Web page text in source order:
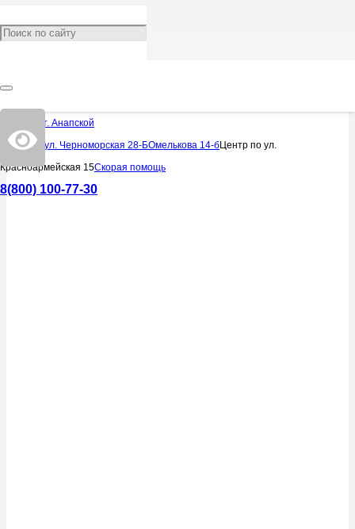
Центр в ст. Анапской
Центр по ул. Черноморская 28-БОмелькова 14-бЦентр по ул.
Красноармейская 15Скорая помощь
8(800) 100-77-30
Хирургические операции
УСЛУГИ
УСЛУГИ
УСЛУГИ
УСЛУГИ
УСЛУГИ
УСЛУГИ
УСЛУГИ
УСЛУГИ
УСЛУГИ
УСЛУГИ